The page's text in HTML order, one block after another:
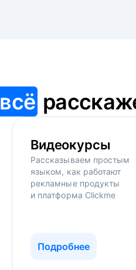
всё
Видеокурсы
Рассказываем простым
языком, как работают
рекламные продукты
и платформа Clickme
Подробнее